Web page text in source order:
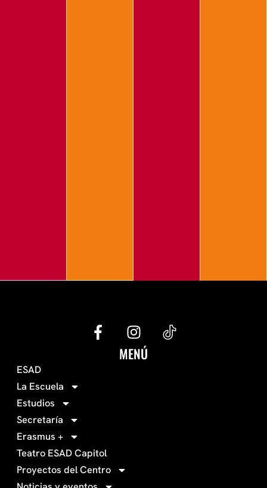
G
e
f
a
I
n
s
MENÚ
ESAD
La Escuela
Estudios
Secretaría
Erasmus +
Teatro ESAD Capitol
Proyectos del Centro